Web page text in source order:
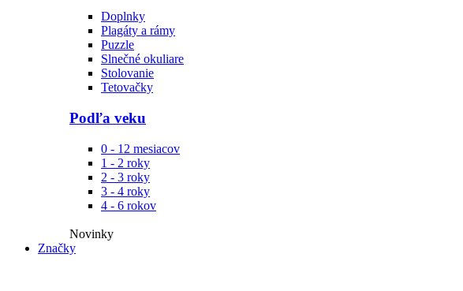
Doplnky
Plagáty a rámy
Puzzle
Slnečné okuliare
Stolovanie
Tetovačky
Podľa veku
0 - 12 mesiacov
1 - 2 roky
2 - 3 roky
3 - 4 roky
4 - 6 rokov
Novinky​
Značky